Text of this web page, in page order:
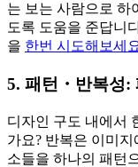
는 보는 사람으로 하
도록 도움을 준답니
을 한번 시도해보세
5. 패턴・반복성:
디자인 구도 내에서
가요? 반복은 이미
소들을 하나의 패턴